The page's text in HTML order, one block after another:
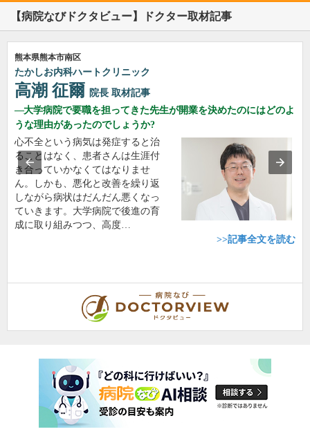
【病院なびドクタビュー】ドクター取材記事
熊本県熊本市南区
たかしお内科ハートクリニック
高潮 征爾 院長 取材記事
大学病院で要職を担ってきた先生が開業を決めたのにはどのよ
うな理由があったのでしょうか?
心不全という病気は発症すると治
ることはなく、患者さんは生涯付
き合っていかなくてはなりませ
ん。しかも、悪化と改善を繰り返
しながら病状はだんだん悪くなっ
ていきます。大学病院で後進の育
成に取り組みつつ、高度…
>>記事全文を読む